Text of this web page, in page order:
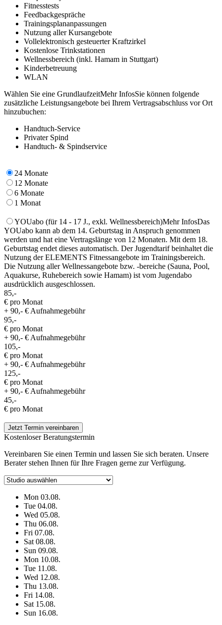
Fitnesstests
Feedbackgespräche
Trainingsplananpassungen
Nutzung aller Kursangebote
Vollelektronisch gesteuerter Kraftzirkel
Kostenlose Trinkstationen
Wellnessbereich (inkl. Hamam in Stuttgart)
Kinderbetreuung
WLAN
Wählen Sie eine GrundlaufzeitMehr InfosSie können folgende
zusätzliche Leistungsangebote bei Ihrem Vertragsabschluss vor Ort
hinzubuchen:
Handtuch-Service
Privater Spind
Handtuch- & Spindservice
24 Monate
12 Monate
6 Monate
1 Monat
YOUabo (für 14 - 17 J., exkl. Wellnessbereich)Mehr InfosDas
YOUabo kann ab dem 14. Geburtstag in Anspruch genommen
werden und hat eine Vertragslänge von 12 Monaten. Mit dem 18.
Geburtstag endet dieses automatisch. Der Jugendtarif beinhaltet die
Nutzung der ELEMENTS Fitnessangebote im Trainingsbereich.
Die Nutzung aller Wellnessangebote bzw. -bereiche (Sauna, Pool,
Aquakurse, Ruhebereich sowie Hamam) ist vom Jugendabo
ausdrücklich ausgeschlossen.
85,-
€ pro Monat
+ 90,- € Aufnahmegebühr
95,-
€ pro Monat
+ 90,- € Aufnahmegebühr
105,-
€ pro Monat
+ 90,- € Aufnahmegebühr
125,-
€ pro Monat
+ 90,- € Aufnahmegebühr
45,-
€ pro Monat
Jetzt Termin vereinbaren
Kostenloser Beratungstermin
Vereinbaren Sie einen Termin und lassen Sie sich beraten. Unsere
Berater stehen Ihnen für Ihre Fragen gerne zur Verfügung.
Mon 03.08.
Tue 04.08.
Wed 05.08.
Thu 06.08.
Fri 07.08.
Sat 08.08.
Sun 09.08.
Mon 10.08.
Tue 11.08.
Wed 12.08.
Thu 13.08.
Fri 14.08.
Sat 15.08.
Sun 16.08.